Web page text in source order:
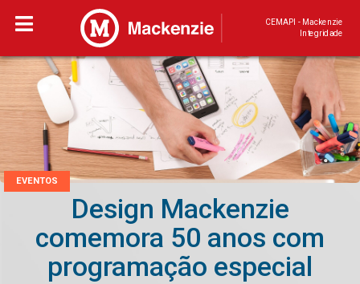
CEMAPI - Mackenzie
Integridade
EVENTOS
Design Mackenzie
comemora 50 anos com
programação especial